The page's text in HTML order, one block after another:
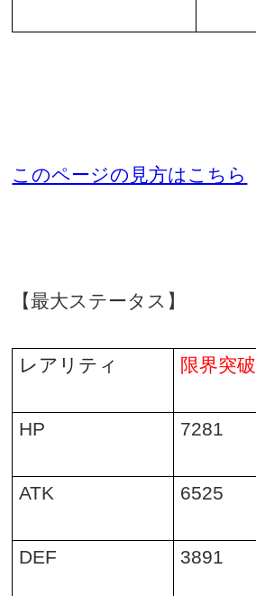
このページの見方はこちら
【最大ステータス】
レアリティ 限界突破
HP 7281
ATK 6525
DEF 3891